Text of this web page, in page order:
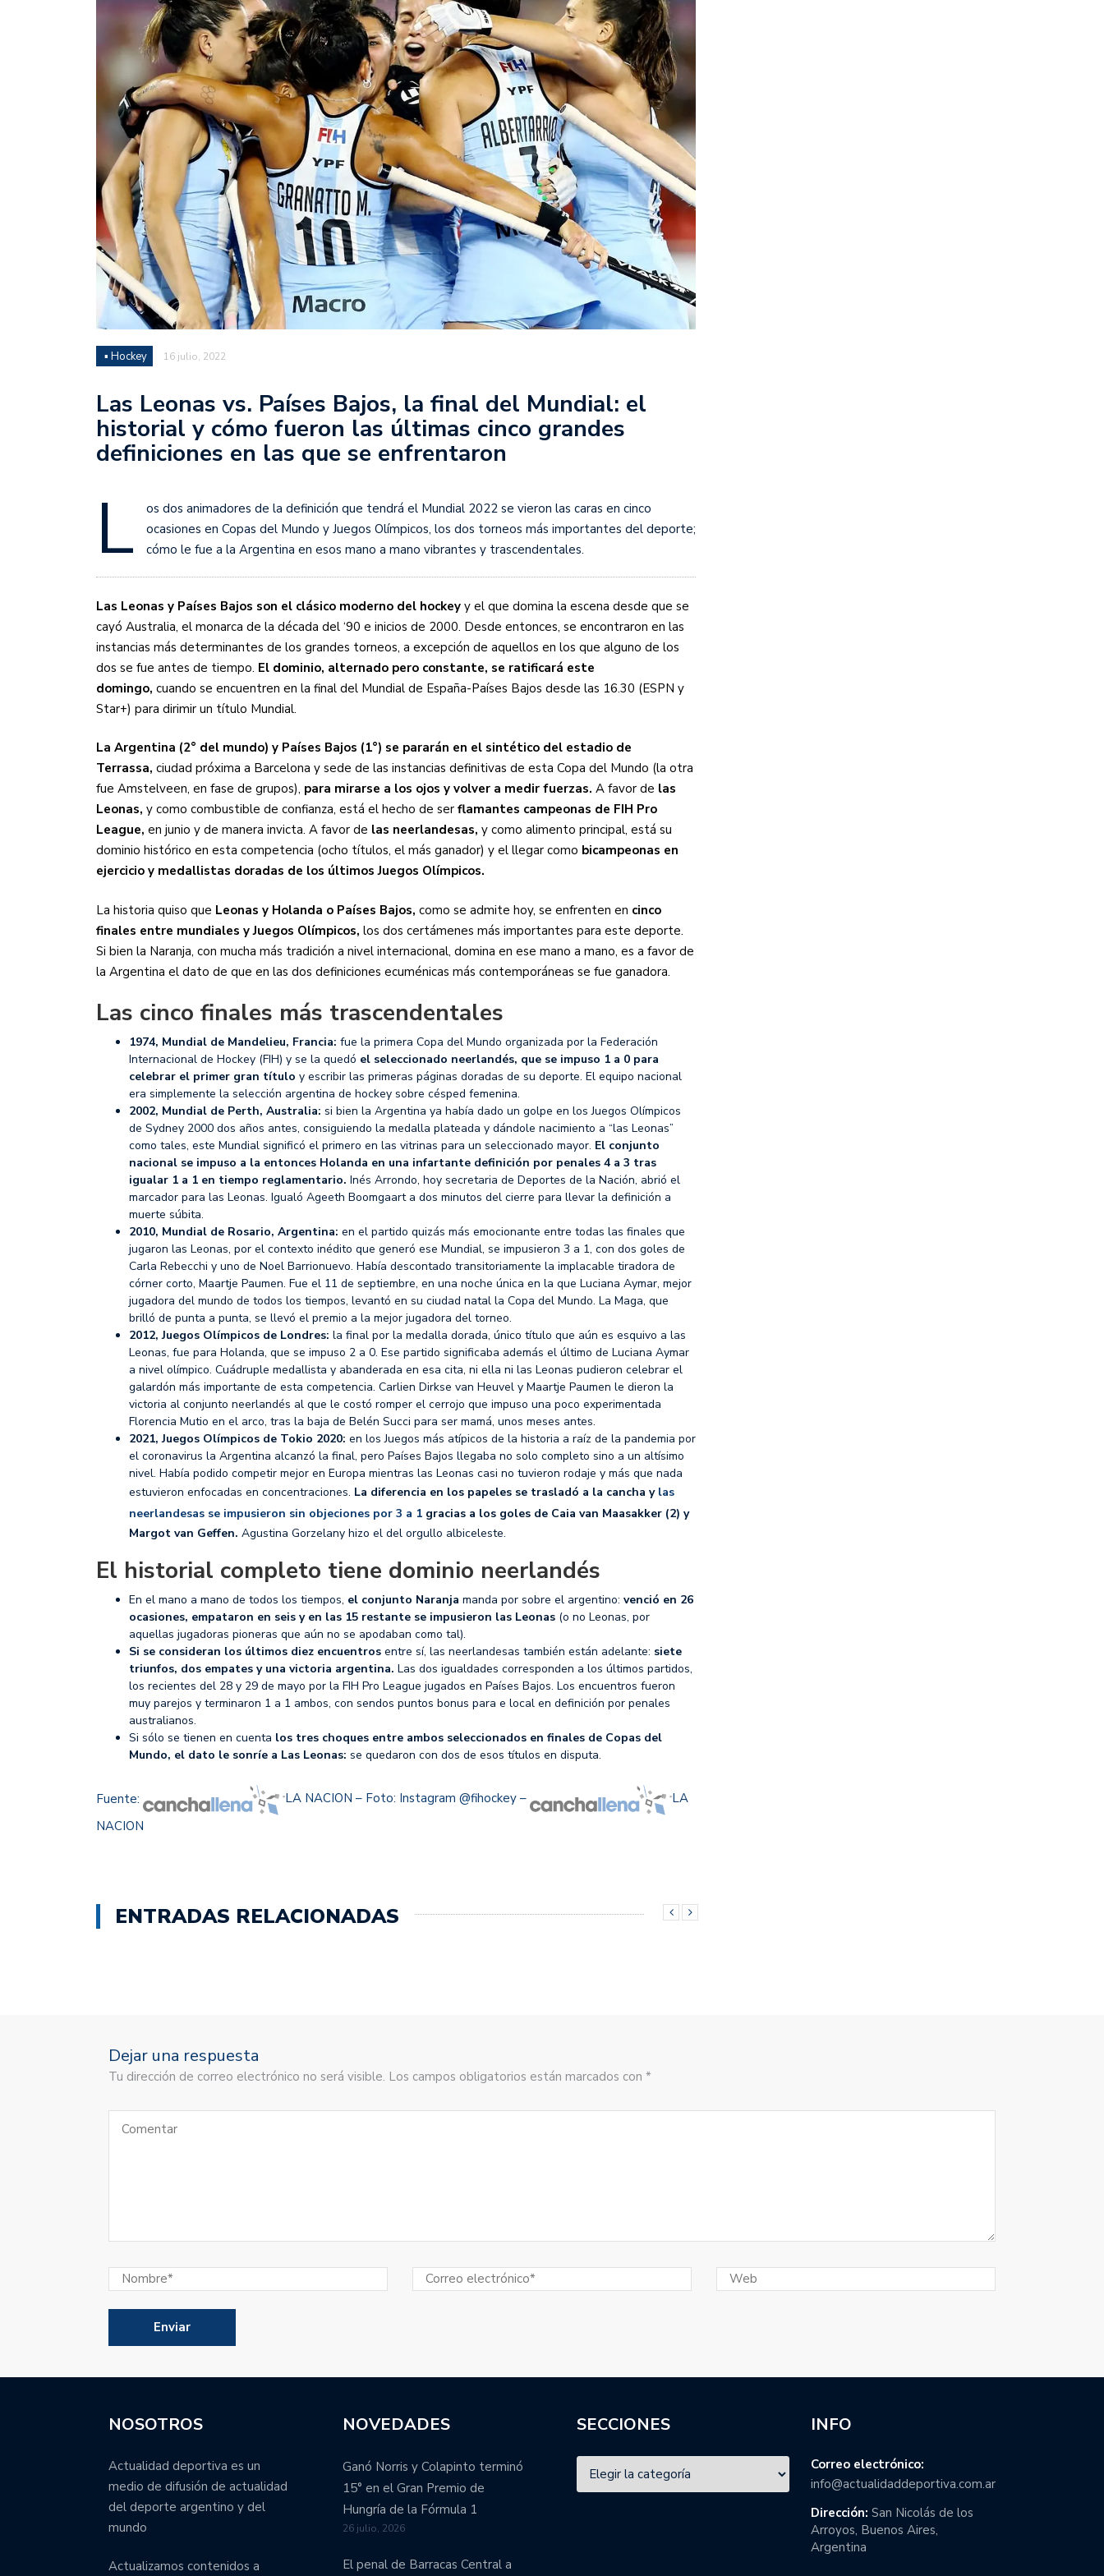
en la historia grande del club”
Nicolás Otamendi regresa al fútbol argentino después de 16 años: del orgullo
de Vélez a la pasión por River
Boca ganó con lo justo ante O’Higgins gracias a la jerarquía de Paredes: una
diferencia y un juego que no dan paz para ir a Rancagua
El Nacional de Clubes A llega a Córdoba con el histórico regreso de Diego
Simonet
Lista de la selección femenina de Argentina para la Copa Mundial de Hockey FIH
2026
Lista de la selección masculina de Argentina para la Copa Mundial de Hockey
FIH 2026
Empieza el Clausura: las diez cosas que tenés que saber
▪ Hockey 16 julio, 2022
Las Leonas vs. Países Bajos, la final del Mundial: el
historial y cómo fueron las últimas cinco grandes
definiciones en las que se enfrentaron
L
os dos animadores de la definición que tendrá el Mundial 2022 se vieron las caras en cinco
ocasiones en Copas del Mundo y Juegos Olímpicos, los dos torneos más importantes del deporte;
cómo le fue a la Argentina en esos mano a mano vibrantes y trascendentales.
Las Leonas y Países Bajos son el clásico moderno del hockey y el que domina la escena desde que se
cayó Australia, el monarca de la década del ‘90 e inicios de 2000. Desde entonces, se encontraron en las
instancias más determinantes de los grandes torneos, a excepción de aquellos en los que alguno de los
dos se fue antes de tiempo. El dominio, alternado pero constante, se ratificará este
domingo, cuando se encuentren en la final del Mundial de España-Países Bajos desde las 16.30 (ESPN y
Star+) para dirimir un título Mundial.
La Argentina (2° del mundo) y Países Bajos (1°) se pararán en el sintético del estadio de
Terrassa, ciudad próxima a Barcelona y sede de las instancias definitivas de esta Copa del Mundo (la otra
fue Amstelveen, en fase de grupos), para mirarse a los ojos y volver a medir fuerzas. A favor de las
Leonas, y como combustible de confianza, está el hecho de ser flamantes campeonas de FIH Pro
League, en junio y de manera invicta. A favor de las neerlandesas, y como alimento principal, está su
dominio histórico en esta competencia (ocho títulos, el más ganador) y el llegar como bicampeonas en
ejercicio y medallistas doradas de los últimos Juegos Olímpicos.
La historia quiso que Leonas y Holanda o Países Bajos, como se admite hoy, se enfrenten en cinco
finales entre mundiales y Juegos Olímpicos, los dos certámenes más importantes para este deporte.
Si bien la Naranja, con mucha más tradición a nivel internacional, domina en ese mano a mano, es a favor de
la Argentina el dato de que en las dos definiciones ecuménicas más contemporáneas se fue ganadora.
Las cinco finales más trascendentales
1974, Mundial de Mandelieu, Francia: fue la primera Copa del Mundo organizada por la Federación
Internacional de Hockey (FIH) y se la quedó el seleccionado neerlandés, que se impuso 1 a 0 para
celebrar el primer gran título y escribir las primeras páginas doradas de su deporte. El equipo nacional
era simplemente la selección argentina de hockey sobre césped femenina.
2002, Mundial de Perth, Australia: si bien la Argentina ya había dado un golpe en los Juegos Olímpicos
de Sydney 2000 dos años antes, consiguiendo la medalla plateada y dándole nacimiento a “las Leonas”
como tales, este Mundial significó el primero en las vitrinas para un seleccionado mayor. El conjunto
nacional se impuso a la entonces Holanda en una infartante definición por penales 4 a 3 tras
igualar 1 a 1 en tiempo reglamentario. Inés Arrondo, hoy secretaria de Deportes de la Nación, abrió el
marcador para las Leonas. Igualó Ageeth Boomgaart a dos minutos del cierre para llevar la definición a
muerte súbita.
2010, Mundial de Rosario, Argentina: en el partido quizás más emocionante entre todas las finales que
jugaron las Leonas, por el contexto inédito que generó ese Mundial, se impusieron 3 a 1, con dos goles de
Carla Rebecchi y uno de Noel Barrionuevo. Había descontado transitoriamente la implacable tiradora de
córner corto, Maartje Paumen. Fue el 11 de septiembre, en una noche única en la que Luciana Aymar, mejor
jugadora del mundo de todos los tiempos, levantó en su ciudad natal la Copa del Mundo. La Maga, que
brilló de punta a punta, se llevó el premio a la mejor jugadora del torneo.
2012, Juegos Olímpicos de Londres: la final por la medalla dorada, único título que aún es esquivo a las
Leonas, fue para Holanda, que se impuso 2 a 0. Ese partido significaba además el último de Luciana Aymar
a nivel olímpico. Cuádruple medallista y abanderada en esa cita, ni ella ni las Leonas pudieron celebrar el
galardón más importante de esta competencia. Carlien Dirkse van Heuvel y Maartje Paumen le dieron la
victoria al conjunto neerlandés al que le costó romper el cerrojo que impuso una poco experimentada
Florencia Mutio en el arco, tras la baja de Belén Succi para ser mamá, unos meses antes.
2021, Juegos Olímpicos de Tokio 2020: en los Juegos más atípicos de la historia a raíz de la pandemia por
el coronavirus la Argentina alcanzó la final, pero Países Bajos llegaba no solo completo sino a un altísimo
nivel. Había podido competir mejor en Europa mientras las Leonas casi no tuvieron rodaje y más que nada
estuvieron enfocadas en concentraciones. La diferencia en los papeles se trasladó a la cancha y las
neerlandesas se impusieron sin objeciones por 3 a 1 gracias a los goles de Caia van Maasakker (2) y
Margot van Geffen. Agustina Gorzelany hizo el del orgullo albiceleste.
El historial completo tiene dominio neerlandés
En el mano a mano de todos los tiempos, el conjunto Naranja manda por sobre el argentino: venció en 26
ocasiones, empataron en seis y en las 15 restante se impusieron las Leonas (o no Leonas, por
aquellas jugadoras pioneras que aún no se apodaban como tal).
Si se consideran los últimos diez encuentros entre sí, las neerlandesas también están adelante: siete
triunfos, dos empates y una victoria argentina. Las dos igualdades corresponden a los últimos partidos,
los recientes del 28 y 29 de mayo por la FIH Pro League jugados en Países Bajos. Los encuentros fueron
muy parejos y terminaron 1 a 1 ambos, con sendos puntos bonus para e local en definición por penales
australianos.
Si sólo se tienen en cuenta los tres choques entre ambos seleccionados en finales de Copas del
Mundo, el dato le sonríe a Las Leonas: se quedaron con dos de esos títulos en disputa.
Fuente: LA NACION – Foto: Instagram @fihockey –
LA
NACION
ENTRADAS RELACIONADAS
Dejar una respuesta
Tu dirección de correo electrónico no será visible. Los campos obligatorios están marcados con *
NOSOTROS
Actualidad deportiva es un
medio de difusión de actualidad
del deporte argentino y del
mundo
Actualizamos contenidos a
NOVEDADES
Ganó Norris y Colapinto terminó
15° en el Gran Premio de
Hungría de la Fórmula 1
26 julio, 2026
El penal de Barracas Central a
SECCIONES INFO
Correo electrónico:
info@actualidaddeportiva.com.ar
Dirección: San Nicolás de los
Arroyos, Buenos Aires,
Argentina